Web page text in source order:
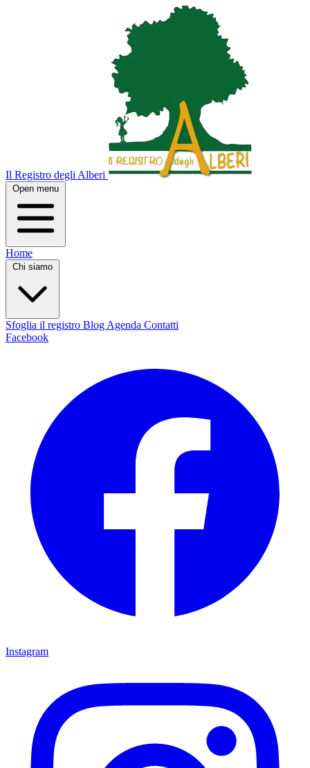
Il Registro degli Alberi
Open menu
Home
Chi siamo
Sfoglia il registro Blog Agenda Contatti
Facebook
Instagram